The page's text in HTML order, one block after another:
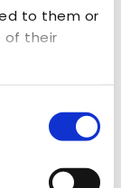
to them or
of their
diverse